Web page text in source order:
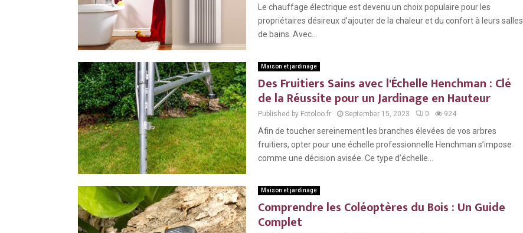
Le chauffage électrique est devenu un choix populaire pour les
propriétaires désireux d’ajouter de la chaleur et du confort à leurs salles
de bains. Avec...
Maison et jardinage
Des Fruitiers Sains avec l'Échelle Henchman : Clé
de la Réussite pour un Jardinage en Hauteur
Published by Fotoloo.fr September 15, 2023 0 924
Afin de toucher sereinement les branches élevées de vos arbres
fruitiers, opter pour une échelle professionnelle Henchman s’impose
comme une décision avisée. Ce type d’échelle...
Maison et jardinage
Comprendre les Coléoptères du Bois : Un Guide
Complet